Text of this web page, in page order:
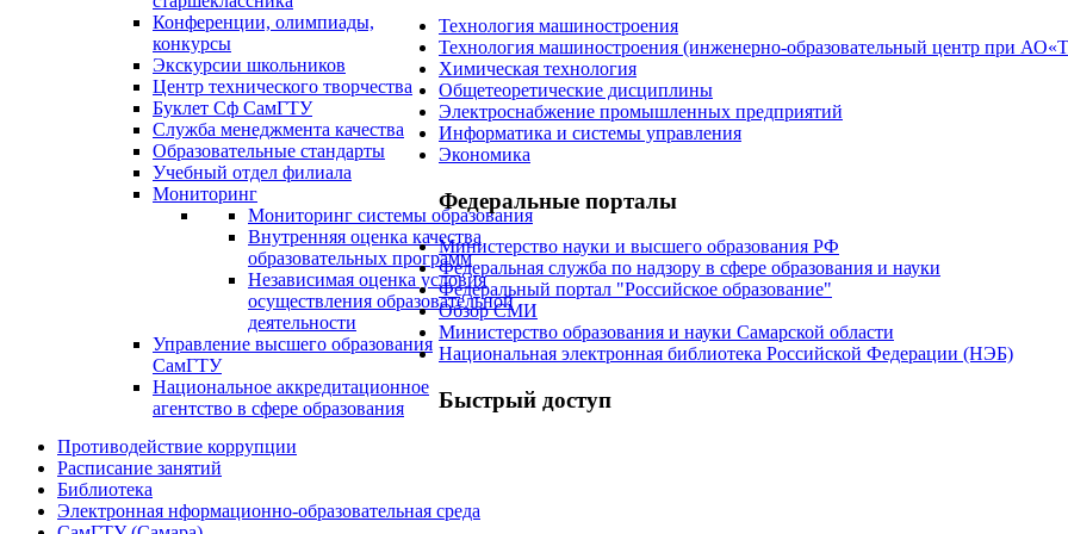
Конференции, олимпиады,
конкурсы
Экскурсии школьников
Центр технического творчества
Буклет Сф СамГТУ
Служба менеджмента качества
Образовательные стандарты
Учебный отдел филиала
Мониторинг
Мониторинг системы образования
Внутренняя оценка качества
образовательных программ
Независимая оценка условия
осуществления образовательной
деятельности
Управление высшего образования
СамГТУ
Национальное аккредитационное
агентство в сфере образования
Технология машиностроения
Технология машиностроения (инженерно-образовательный центр при
Химическая технология
Общетеоретические дисциплины
Электроснабжение промышленных предприятий
Информатика и системы управления
Экономика
Федеральные порталы
Министерство науки и высшего образования РФ
Федеральная служба по надзору в сфере образования и науки
Федеральный портал "Российское образование"
Обзор СМИ
Министерство образования и науки Самарской области
Национальная электронная библиотека Российской Федерации (НЭБ)
Быстрый доступ
Противодействие коррупции
Расписание занятий
Библиотека
Электронная нформационно-образовательная среда